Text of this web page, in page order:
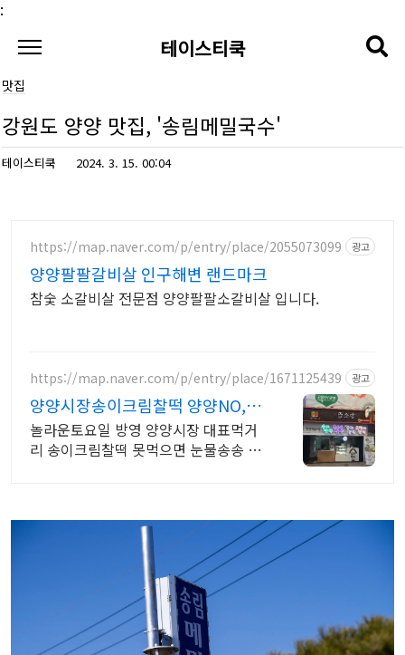
:
본문 바로가기
테이스티쿡
맛집
강원도 양양 맛집, '송림메밀국수'
테이스티쿡 2024. 3. 15. 00:04
https://map.naver.com/p/entry/place/2055073099 광고
양양팔팔갈비살 인구해변 랜드마크
참숯 소갈비살 전문점 양양팔팔소갈비살 입니다.
https://map.naver.com/p/entry/place/1671125439 광고
양양시장송이크림찰떡 양양NO,1
선물세트
놀라운토요일 방영 양양시장 대표먹거
리 송이크림찰떡 못먹으면 눈물송송 남